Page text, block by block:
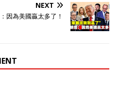
NEXT
因為美國贏太多了！